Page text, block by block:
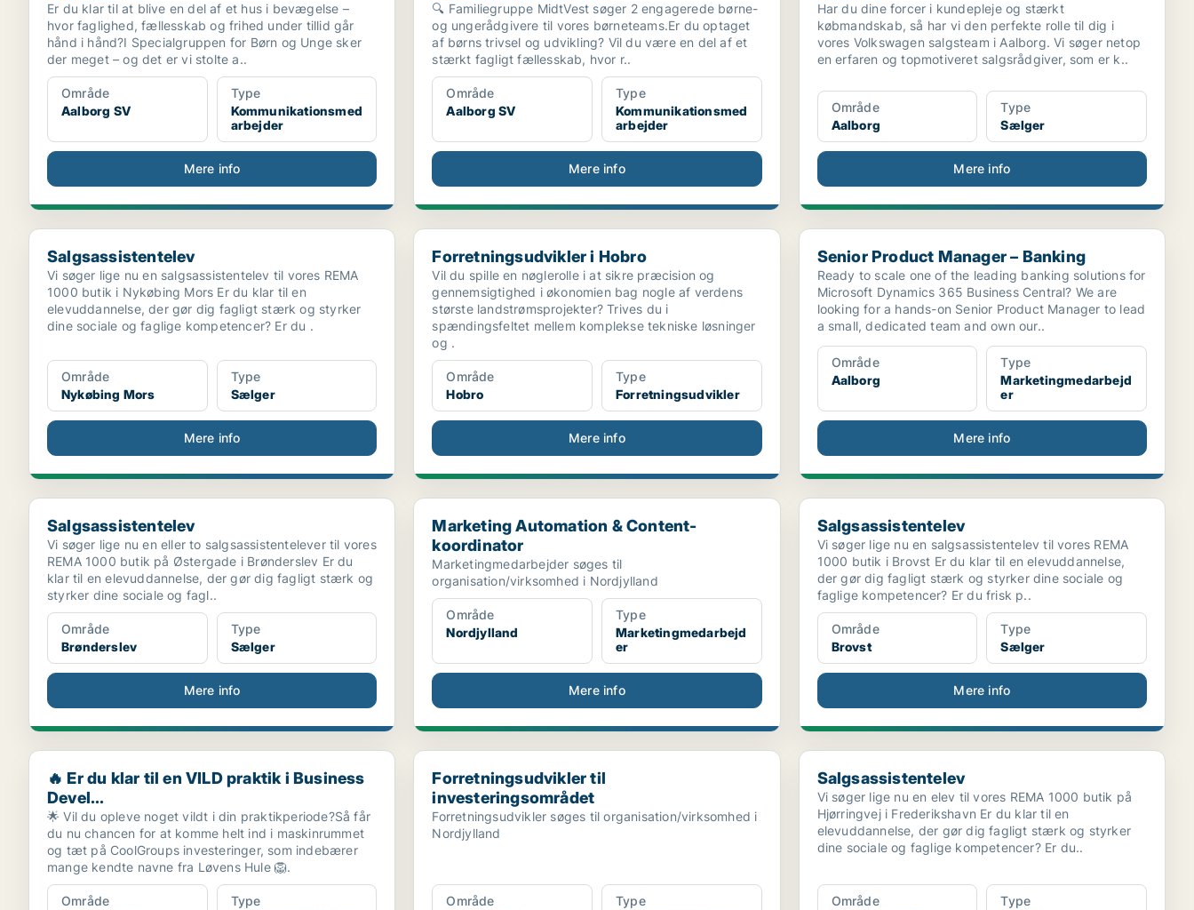
Er du klar til at blive en del af et hus i bevægelse –
hvor faglighed, fællesskab og frihed under tillid går
hånd i hånd?I Specialgruppen for Børn og Unge sker
der meget – og det er vi stolte a..
Område
Aalborg SV
Type
Kommunikationsmed
arbejder
Mere info
🔍 Familiegruppe MidtVest søger 2 engagerede børne-
og ungerådgivere til vores børneteams.Er du optaget
af børns trivsel og udvikling? Vil du være en del af et
stærkt fagligt fællesskab, hvor r..
Område
Aalborg SV
Type
Kommunikationsmed
arbejder
Mere info
Har du dine forcer i kundepleje og stærkt
købmandskab, så har vi den perfekte rolle til dig i
vores Volkswagen salgsteam i Aalborg. Vi søger netop
en erfaren og topmotiveret salgsrådgiver, som er k..
Område
Aalborg
Type
Sælger
Mere info
Salgsassistentelev
Salgsassistentelev
Vi søger lige nu en salgsassistentelev til vores REMA
1000 butik i Nykøbing Mors Er du klar til en
elevuddannelse, der gør dig fagligt stærk og styrker
dine sociale og faglige kompetencer? Er du .
Område
Nykøbing Mors
Type
Sælger
Mere info
Forretningsudvikler i Hobro
Forretningsudvikler i Hobro
Vil du spille en nøglerolle i at sikre præcision og
gennemsigtighed i økonomien bag nogle af verdens
største landstrømsprojekter? Trives du i
spændingsfeltet mellem komplekse tekniske løsninger
og .
Område
Hobro
Type
Forretningsudvikler
Mere info
Senior Product Manager – Banking
Senior Product Manager – Banking
Ready to scale one of the leading banking solutions for
Microsoft Dynamics 365 Business Central? We are
looking for a hands-on Senior Product Manager to lead
a small, dedicated team and own our..
Område
Aalborg
Type
Marketingmedarbejd
er
Mere info
Salgsassistentelev
Salgsassistentelev
Vi søger lige nu en eller to salgsassistentelever til vores
REMA 1000 butik på Østergade i Brønderslev Er du
klar til en elevuddannelse, der gør dig fagligt stærk og
styrker dine sociale og fagl..
Område
Brønderslev
Type
Sælger
Mere info
Marketing Automation & Content-koordinator
Marketing Automation & Content-
koordinator
Marketingmedarbejder søges til
organisation/virksomhed i Nordjylland
Område
Nordjylland
Type
Marketingmedarbejd
er
Mere info
Salgsassistentelev
Salgsassistentelev
Vi søger lige nu en salgsassistentelev til vores REMA
1000 butik i Brovst Er du klar til en elevuddannelse,
der gør dig fagligt stærk og styrker dine sociale og
faglige kompetencer? Er du frisk p..
Område
Brovst
Type
Sælger
Mere info
🔥 Er du klar til en VILD praktik i Business Devel...
🔥 Er du klar til en VILD praktik i Business
Devel...
🌟 Vil du opleve noget vildt i din praktikperiode?Så får
du nu chancen for at komme helt ind i maskinrummet
og tæt på CoolGroups investeringer, som indebærer
mange kendte navne fra Løvens Hule 🦁.
Område
Type
Forretningsudvikler til investeringsområdet
Forretningsudvikler til
investeringsområdet
Forretningsudvikler søges til organisation/virksomhed i
Nordjylland
Område
Type
Salgsassistentelev
Salgsassistentelev
Vi søger lige nu en elev til vores REMA 1000 butik på
Hjørringvej i Frederikshavn Er du klar til en
elevuddannelse, der gør dig fagligt stærk og styrker
dine sociale og faglige kompetencer? Er du..
Område
Type